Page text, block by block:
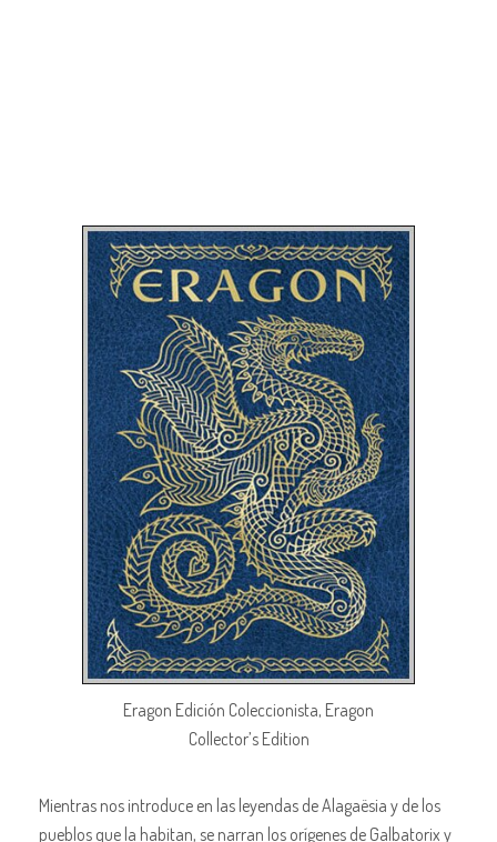
Eragon Edición Coleccionista, Eragon
Collector’s Edition
Mientras nos introduce en las leyendas de Alagaësia y de los
pueblos que la habitan, se narran los orígenes de Galbatorix y